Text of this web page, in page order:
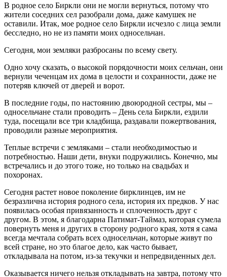
В родное село Биркли они не могли вернуться, потому что
жители соседних сел разобрали дома, даже камушек не
оставили. Итак, мое родное село Биркли исчезло с лица земли
бесследно, но не из памяти моих односельчан.
Сегодня, мои земляки разбросаны по всему свету.
Одно хочу сказать, о высокой порядочности моих сельчан, они
вернули чеченцам их дома в целости и сохранности, даже не
потеряв ключей от дверей и ворот.
В последние годы, по настоянию двоюродной сестры, мы –
односельчане стали проводить – День села Биркли, ездили
туда, посещали все три кладбища, раздавали пожертвования,
проводили разные мероприятия.
Теплые встречи с земляками – стали необходимостью и
потребностью. Наши дети, внуки подружились. Конечно, мы
встречались и до этого тоже, но только на свадьбах и
похоронах.
Сегодня растет новое поколение бирклинцев, им не
безразлична история родного села, история их предков. У нас
появилась особая привязанность и сплоченность друг с
другом. В этом, я благодарна Патимат-Таймаз, которая сумела
повернуть меня и других в сторону родного края, хотя я сама
всегда мечтала собрать всех односельчан, которые живут по
всей стране, но это благое дело, как часто бывает,
откладывала на потом, из-за текучки и непредвиденных дел.
Оказывается ничего нельзя откладывать на завтра, потому что